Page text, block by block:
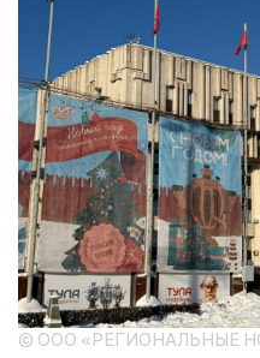
© ООО «РЕГИОНАЛЬНЫЕ